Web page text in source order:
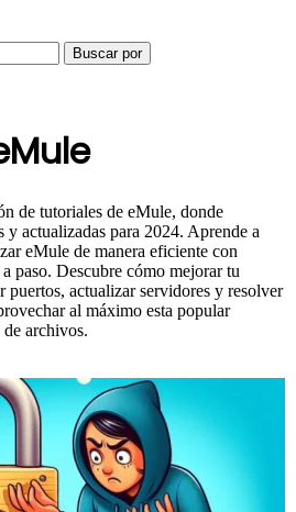
Buscar por
de tutoriales de eMule, donde
y actualizadas para 2024. Aprende a
eMule de manera eficiente con
paso. Descubre cómo mejorar tu
puertos, actualizar servidores y resolver
al máximo esta popular
archivos.